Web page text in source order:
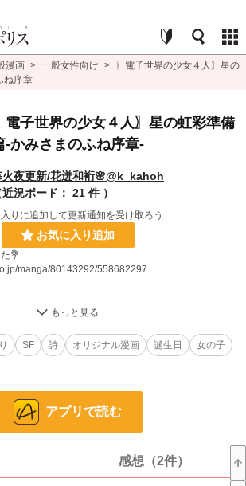
漫画 > 一般女性向け >
〖電子世界の少女４人〗星の
ね序章-
電子世界の少女４人〗星の虹彩準備
-かみさまのふね序章-
火夜更新/花迸和裄🌸@k_kahoh
近況ボード： 21 件 ）
りに追加して更新通知を受け取ろう
お気に入り追加
💐
manga/80143292/558682297
達の御話です
] 2022/01/11
] 01/18
ングボブ
SF 詩 オリジナル漫画 誕生日
女の子
アプリで読む
感想（2件）